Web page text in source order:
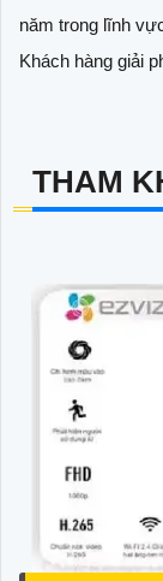
năm trong lĩnh
Khách hàng giải
THAM